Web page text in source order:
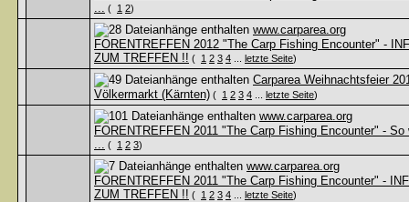
... ( 1 2)
www.carparea.org
FORENTREFFEN 2012 "The Carp Fishing Encounter" -
ZUM TREFFEN !! ( 1 2 3 4 letzte Seite)
Carparea Weihnachtsfeier
Völkermarkt (Kärnten) ( 1 2 3 4 letzte Seite)
www.carparea.org
FORENTREFFEN 2011 "The Carp Fishing Encounter" - So
... ( 1 2 3)
www.carparea.org
FORENTREFFEN 2011 "The Carp Fishing Encounter" -
ZUM TREFFEN !! ( 1 2 3 4 letzte Seite)